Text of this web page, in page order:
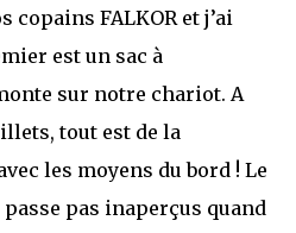
copains FALKOR et j’ai
est un sac à
sur notre chariot. A
tout est de la
les moyens du bord ! Le
pas inaperçus quand